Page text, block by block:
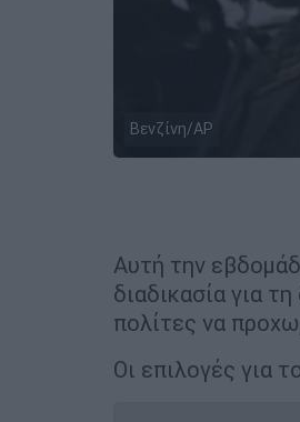
Βενζίνη/AP
Αυτή την
διαδικασία για
πολίτες να
Οι επιλογές για